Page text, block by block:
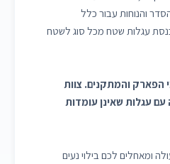
והנוחות עבור כלל
עגלות שטח מכל סוג לשטח
והמתקנים. צוות
עגלות שאינן עומדות
ומאחלים לכם בילוי נעים